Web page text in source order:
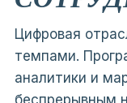
Цифровая
темпами.
аналитики и
беспрерывным